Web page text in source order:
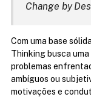
Change by
Com uma base
Thinking busca
problemas
ambíguos ou
motivações e